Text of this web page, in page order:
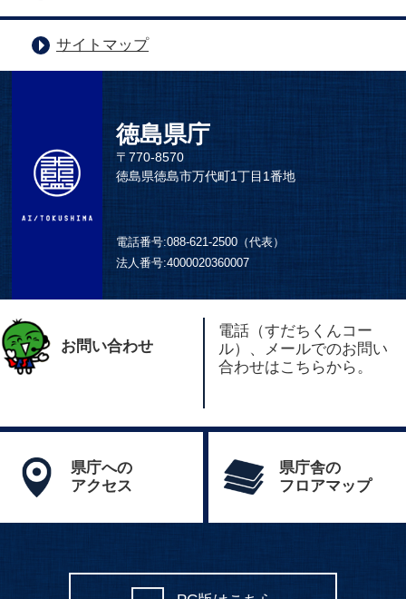
サイトマップ
徳島県庁
〒770-8570
徳島県徳島市万代町1丁目1番地
電話番号:088-621-2500（代表）
法人番号:4000020360007
お問い合わせ
電話（すだちくんコー
ル）、メールでのお問い
合わせはこちらから。
県庁への
アクセス
県庁舎の
フロアマップ